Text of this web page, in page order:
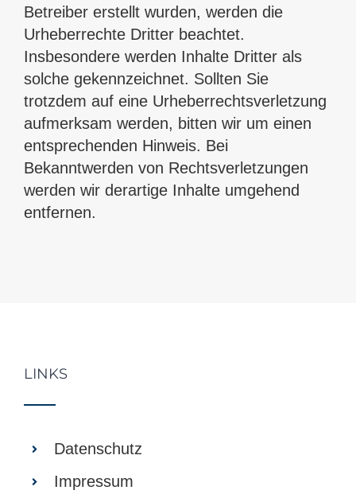
Betreiber erstellt wurden, werden die
Urheberrechte Dritter beachtet.
Insbesondere werden Inhalte Dritter als
solche gekennzeichnet. Sollten Sie
trotzdem auf eine Urheberrechtsverletzung
aufmerksam werden, bitten wir um einen
entsprechenden Hinweis. Bei
Bekanntwerden von Rechtsverletzungen
werden wir derartige Inhalte umgehend
entfernen.
LINKS
Datenschutz
Impressum